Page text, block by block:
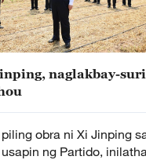
naglakbay-suri
obra ni Xi Jinping
ng Partido,